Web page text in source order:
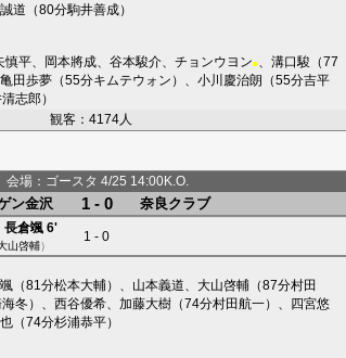
道 （80分駒井善成）
慎平 岡本將成 谷本駿介 チョンウヨン■ 溝口駿 （77
亀田歩夢 （55分キムテウォン ）、 小川慶治朗 （55分吉平
志郎）
観客：4174人
会場：ゴースタ 4/25 14:00K.O.
ン金沢 1 - 0 奈良クラブ
長倉颯 6'
山啓輔）
1 - 0
（81分松本大輔）、 山本義道 大山啓輔 （87分村田
冬）、 西谷優希 加藤大樹 （74分村田航一）、 四宮悠
（74分杉浦恭平）